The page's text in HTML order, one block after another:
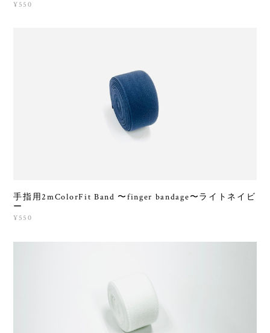
¥550
手指用2mColorFit Band 〜finger bandage〜ライトネイビ
ー
¥550